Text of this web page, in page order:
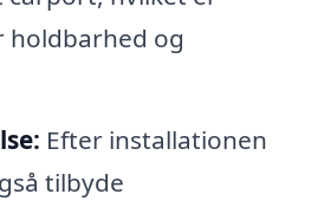
holdbarhed og
Efter installationen
tilbyde